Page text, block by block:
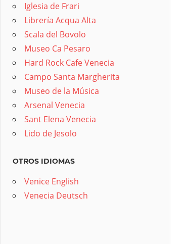
Iglesia de Frari
Librería Acqua Alta
Scala del Bovolo
Museo Ca Pesaro
Hard Rock Cafe Venecia
Campo Santa Margherita
Museo de la Música
Arsenal Venecia
Sant Elena Venecia
Lido de Jesolo
OTROS IDIOMAS
Venice English
Venecia Deutsch